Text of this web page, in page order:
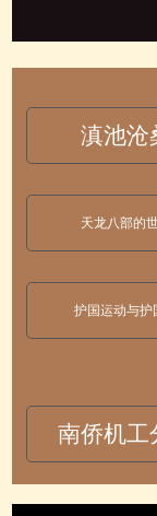
滇池沧
天龙八部的
护国运动与护
南侨机工